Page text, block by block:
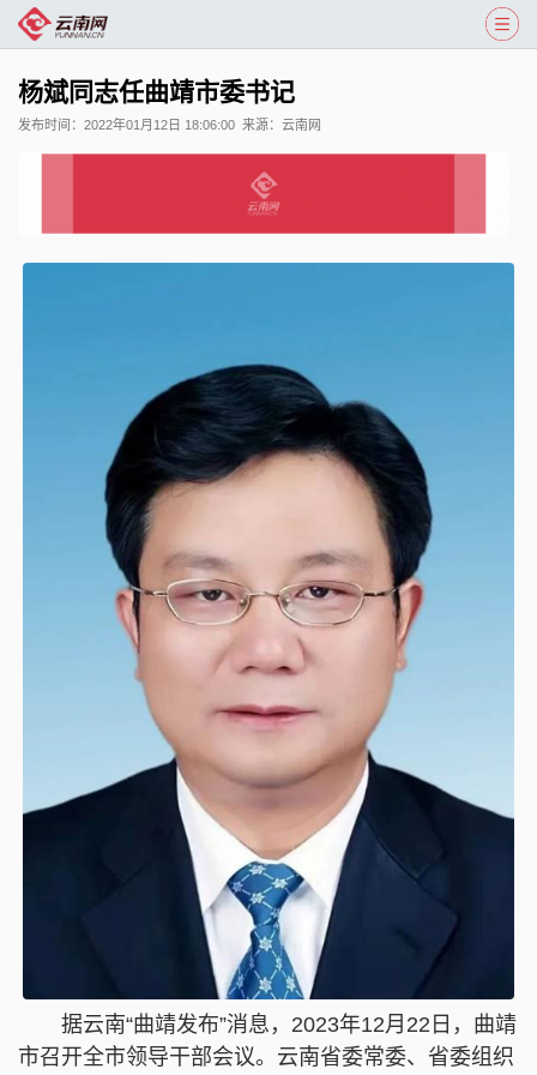
杨斌同志任曲靖市委书记
发布时间： 2022年01月12日 18:06:00 来源： 云南网
据云南“曲靖发布”消息，2023年12月22日，曲靖
市召开全市领导干部会议。云南省委常委、省委组织